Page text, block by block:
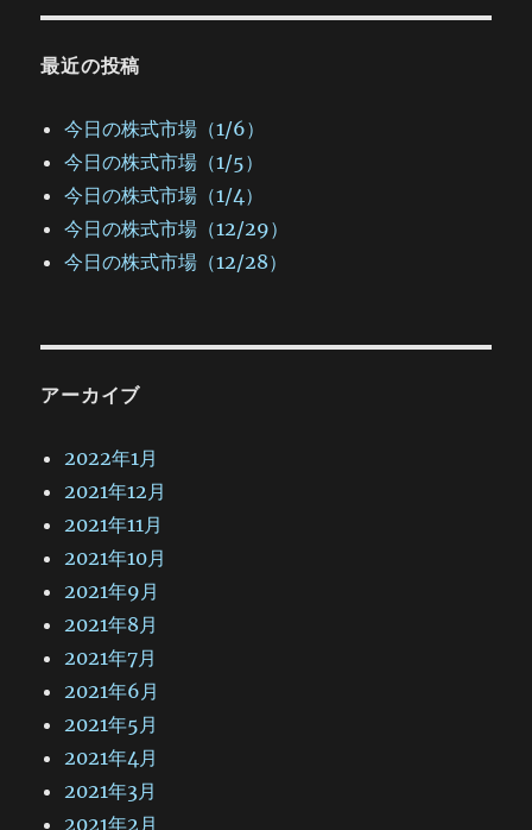
最近の投稿
今日の株式市場（1/6）
今日の株式市場（1/5）
今日の株式市場（1/4）
今日の株式市場（12/29）
今日の株式市場（12/28）
アーカイブ
2022年1月
2021年12月
2021年11月
2021年10月
2021年9月
2021年8月
2021年7月
2021年6月
2021年5月
2021年4月
2021年3月
2021年2月